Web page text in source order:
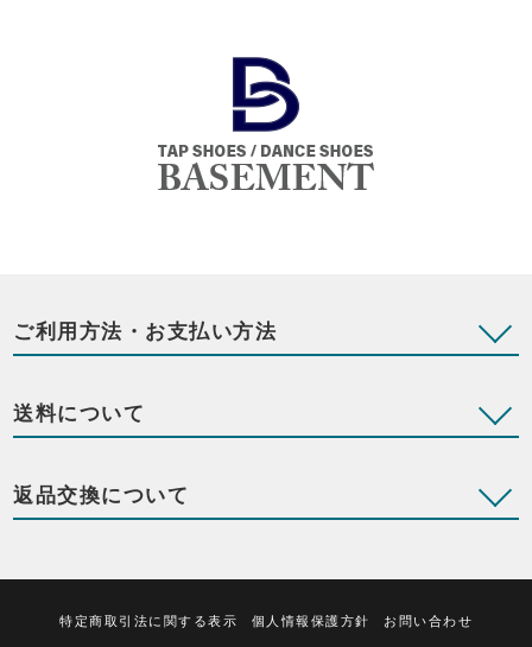
ご利用方法・お支払い方法
送料について
返品交換について
特定商取引法に関する表示 個人情報保護方針 お問い合わせ